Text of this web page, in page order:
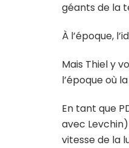
géants de la
À l’époque,
Mais Thiel y
l’époque où
En tant que
avec
vitesse de la